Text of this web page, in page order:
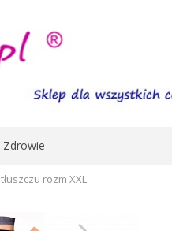
Zdrowie
rozm XXL